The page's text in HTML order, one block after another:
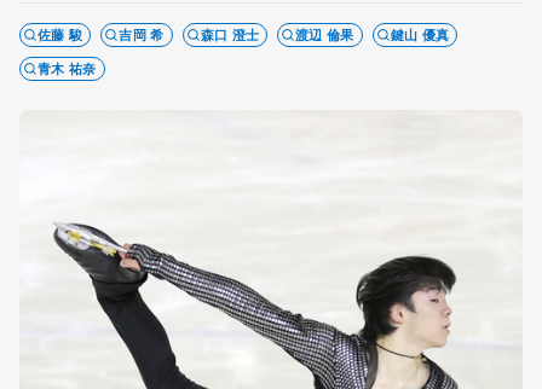
佐藤 駿 吉岡 希 森口 澄士 渡辺 倫果
鍵山 優真
青木 祐奈